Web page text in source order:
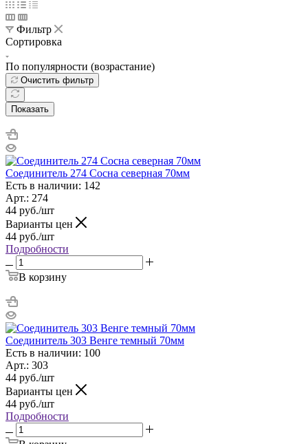
Фильтр
Сортировка
По популярности (возрастание)
Очистить фильтр
Показать
Соединитель 274 Сосна северная 70мм
Есть в наличии: 142
Арт.: 274
44 руб./шт
Варианты цен
44 руб./шт
Подробности
В корзину
Соединитель 303 Венге темный 70мм
Есть в наличии: 100
Арт.: 303
44 руб./шт
Варианты цен
44 руб./шт
Подробности